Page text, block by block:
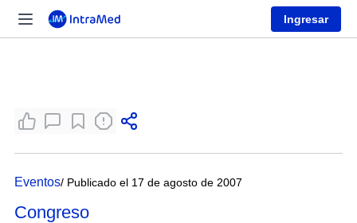
Ingresar
Eventos/ Publicado el 17 de agosto de 2007
Congreso